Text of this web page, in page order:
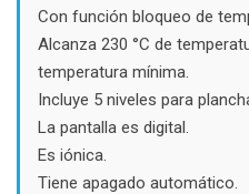
Con función bloqueo de
Alcanza 230 °C de
temperatura mínima.
Incluye 5 niveles para
La pantalla es digital.
Es iónica.
Tiene apagado automático.